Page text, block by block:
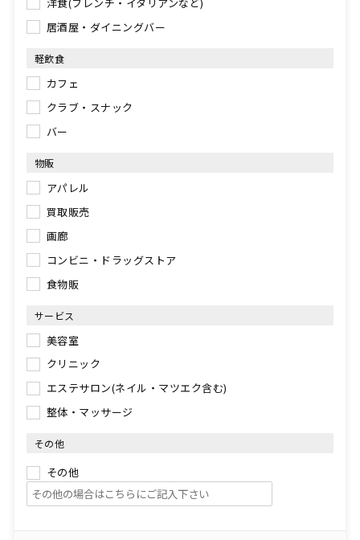
居酒屋・ダイニングバー
軽飲食
カフェ
クラブ・スナック
バー
物販
アパレル
買取販売
画廊
コンビニ・ドラッグストア
食物販
サービス
美容室
クリニック
エステサロン(ネイル・マツエク含む)
整体・マッサージ
その他
その他